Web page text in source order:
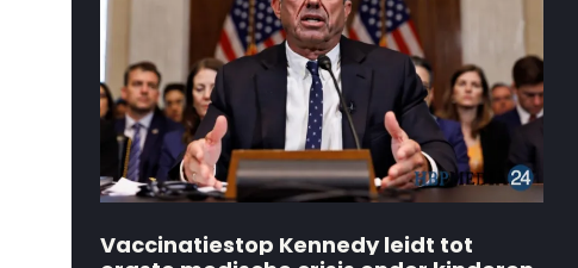
Vaccinatiestop Kennedy leidt tot